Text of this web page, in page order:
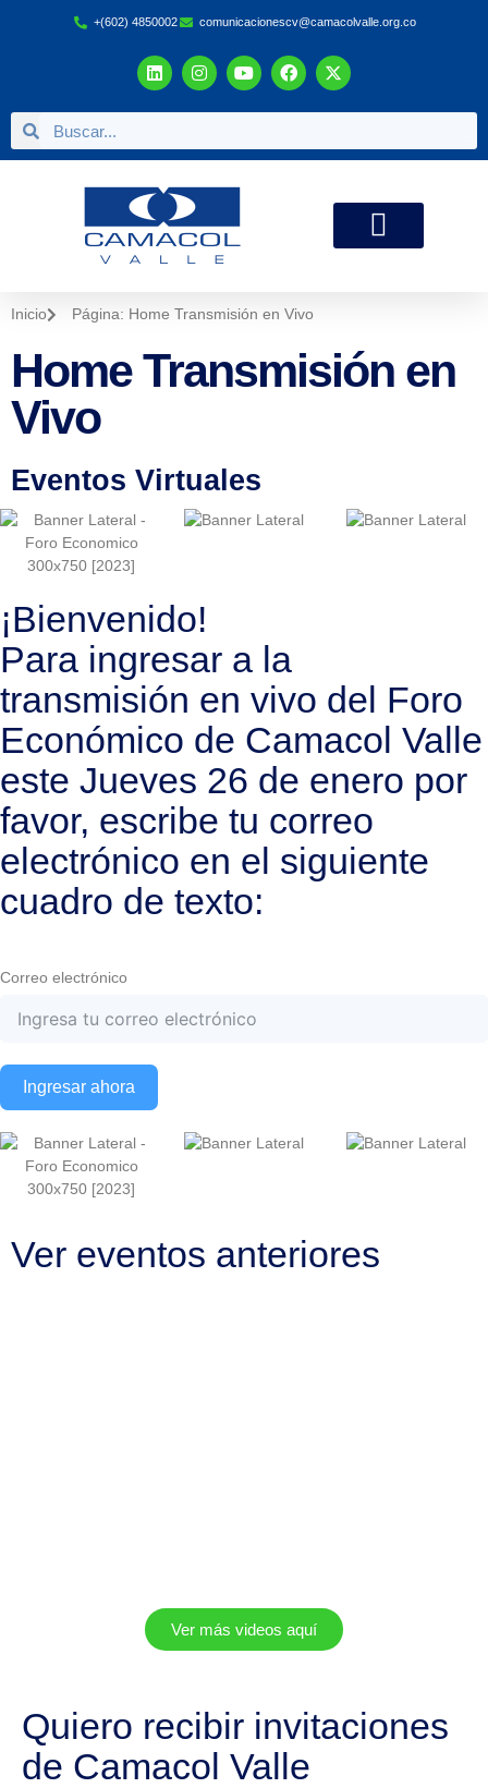
+(602) 4850002 comunicacionescv@camacolvalle.org.co
Inicio Página: Home Transmisión en Vivo
Home Transmisión en
Vivo
Eventos Virtuales
¡Bienvenido!
Para ingresar a la
transmisión en vivo del Foro
Económico de Camacol Valle
este Jueves 26 de enero por
favor, escribe tu correo
electrónico en el siguiente
cuadro de texto:
Correo electrónico
Ingresar ahora
Ver eventos anteriores
Ver más videos aquí
Quiero recibir invitaciones
de Camacol Valle